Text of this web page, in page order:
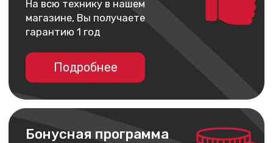
Напишите нам и мы
обязательно поможем!
Написать
Instagram*
Услуги
Гаджеты
MAX